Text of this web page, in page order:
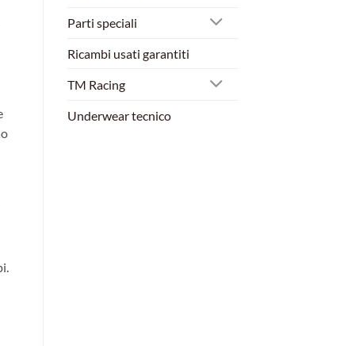
Parti speciali
Ricambi usati garantiti
TM Racing
Underwear tecnico